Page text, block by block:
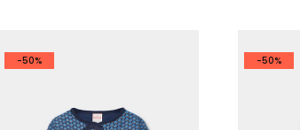
-50% -50%